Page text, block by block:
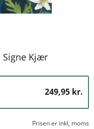
Signe Kjær
249,95 kr.
Prisen er inkl, moms